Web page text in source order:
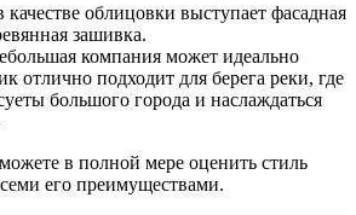
облицовки выступает фасадная
зашивка.
компания может идеально
отлично подходит для берега реки, где
большого города и наслаждаться
в полной мере оценить стиль
его преимуществами.